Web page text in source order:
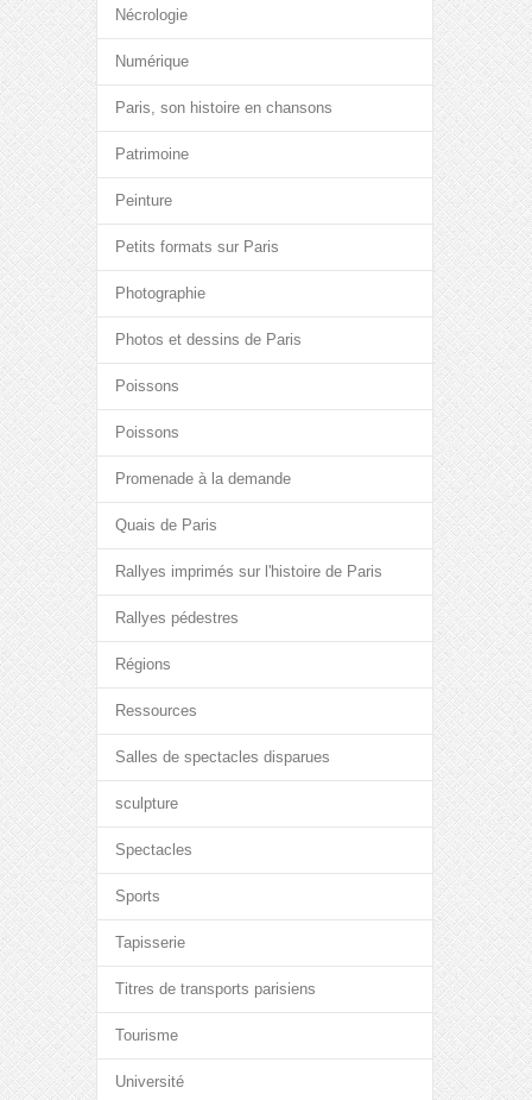
Nécrologie
Numérique
Paris, son histoire en chansons
Patrimoine
Peinture
Petits formats sur Paris
Photographie
Photos et dessins de Paris
Poissons
Poissons
Promenade à la demande
Quais de Paris
Rallyes imprimés sur l'histoire de Paris
Rallyes pédestres
Régions
Ressources
Salles de spectacles disparues
sculpture
Spectacles
Sports
Tapisserie
Titres de transports parisiens
Tourisme
Université